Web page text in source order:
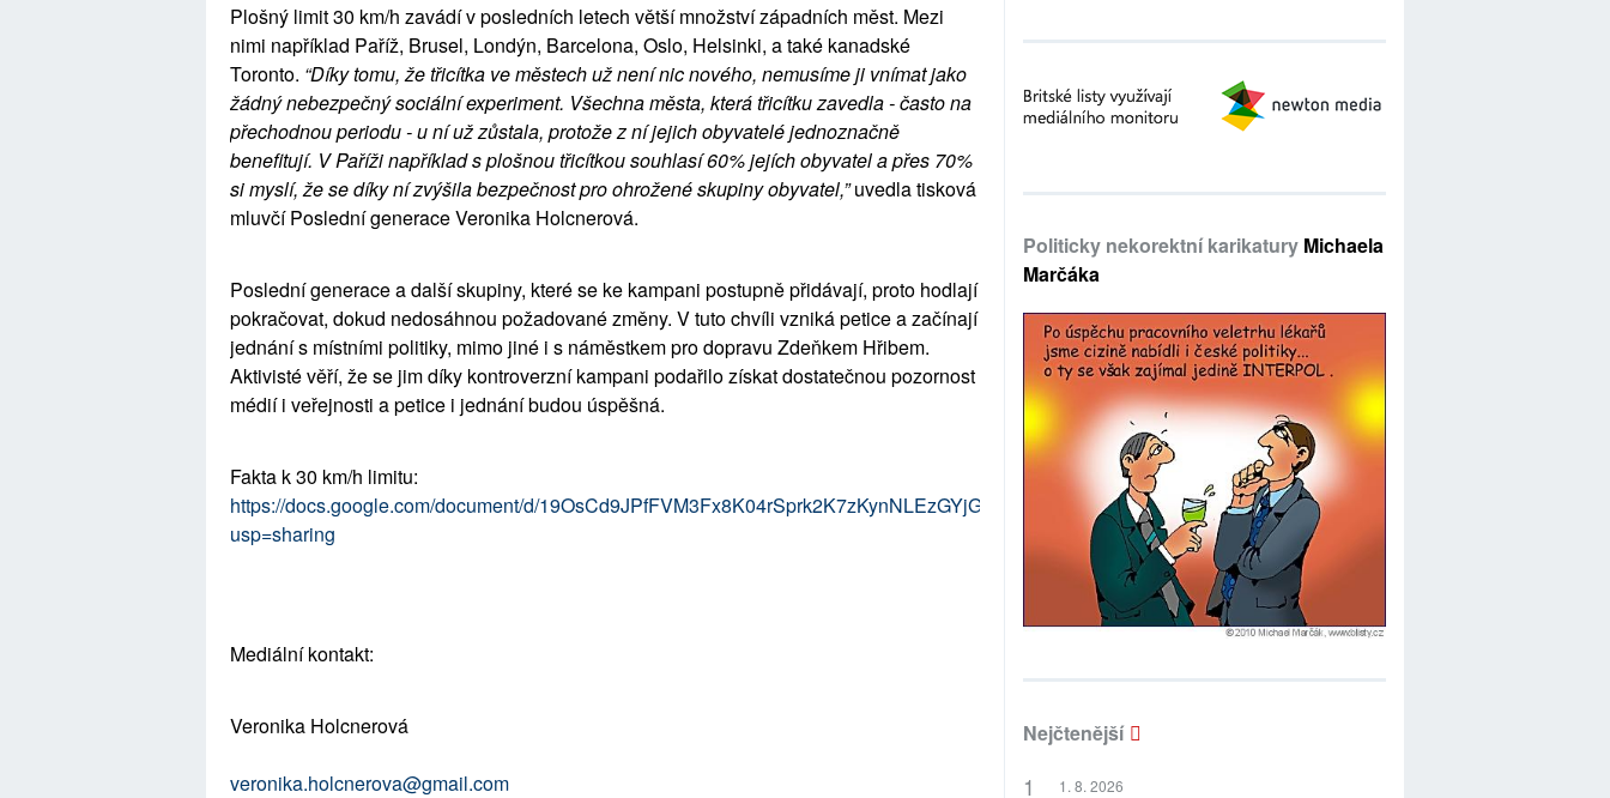
Plošný limit 30 km/h zavádí v posledních letech větší množství západních měst. Mezi
nimi například Paříž, Brusel, Londýn, Barcelona, Oslo, Helsinki, a také kanadské
Toronto. “Díky tomu, že třicítka ve městech už není nic nového, nemusíme ji vnímat jako
žádný nebezpečný sociální experiment. Všechna města, která třicítku zavedla - často na
přechodnou periodu - u ní už zůstala, protože z ní jejich obyvatelé jednoznačně
benefitují. V Paříži například s plošnou třicítkou souhlasí 60% jejích obyvatel a přes 70%
si myslí, že se díky ní zvýšila bezpečnost pro ohrožené skupiny obyvatel,” uvedla tisková
mluvčí Poslední generace Veronika Holcnerová.
Poslední generace a další skupiny, které se ke kampani postupně přidávají, proto hodlají
pokračovat, dokud nedosáhnou požadované změny. V tuto chvíli vzniká petice a začínají
jednání s místními politiky, mimo jiné i s náměstkem pro dopravu Zdeňkem Hřibem.
Aktivisté věří, že se jim díky kontroverzní kampani podařilo získat dostatečnou pozornost
médií i veřejnosti a petice i jednání budou úspěšná.
https://docs.google.com/document/d/19OsCd9JPfFVM3Fx8K04rSprk2K7zKynNLEzGYjGFJxQ/edit?
usp=sharing
Mediální kontakt:
Veronika Holcnerová
veronika.holcnerova@gmail.com
Politicky nekorektní karikatury Michaela
Marčáka
Nejčtenější
1. 8. 2026